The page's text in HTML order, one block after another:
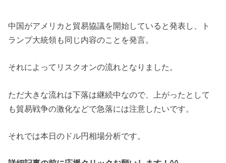
中国がアメリカと貿易協議を開始していると発表し、ト
ランプ大統領も同じ内容のことを発言。
それによってリスクオンの流れとなりました。
ただ大きな流れは下落は継続中なので、上がったとして
も貿易戦争の激化などで急落には注意したいです。
それでは本日のドル円相場分析です。